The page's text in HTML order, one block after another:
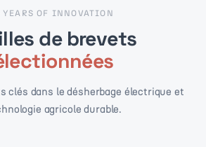
YEARS OF INNOVATION
de brevets
clés dans le désherbage électrique et
agricole durable.